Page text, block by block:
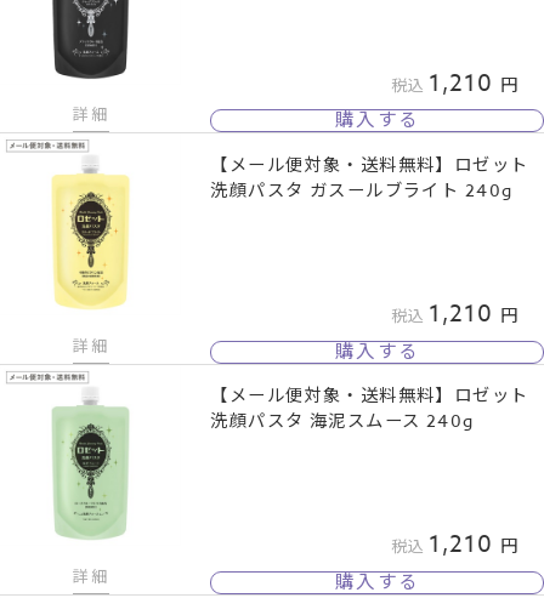
詳細
税込 1,210
購入する
詳細
【メール便対象・送料無料】ロゼット
洗顔パスタ ガスールブライト 240g
税込 1,210
購入する
詳細
【メール便対象・送料無料】ロゼット
洗顔パスタ 海泥スムース 240g
税込 1,210
購入する